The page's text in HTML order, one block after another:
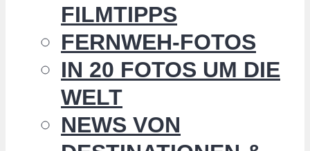
FILMTIPPS
FERNWEH-FOTOS
IN 20 FOTOS UM DIE
WELT
NEWS VON